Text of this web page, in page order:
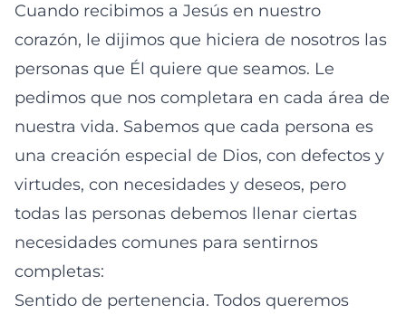
Cuando recibimos a Jesús en nuestro
corazón, le dijimos que hiciera de nosotros las
personas que Él quiere que seamos. Le
pedimos que nos completara en cada área de
nuestra vida. Sabemos que cada persona es
una creación especial de Dios, con defectos y
virtudes, con necesidades y deseos, pero
todas las personas debemos llenar ciertas
necesidades comunes para sentirnos
completas:
Sentido de pertenencia. Todos queremos